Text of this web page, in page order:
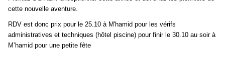
cette nouvelle aventure.
RDV est donc prix pour le 25.10 à M'hamid pour les vérifs
administratives et techniques (hôtel piscine) pour finir le 30.10 au soir à
M’hamid pour une petite fête